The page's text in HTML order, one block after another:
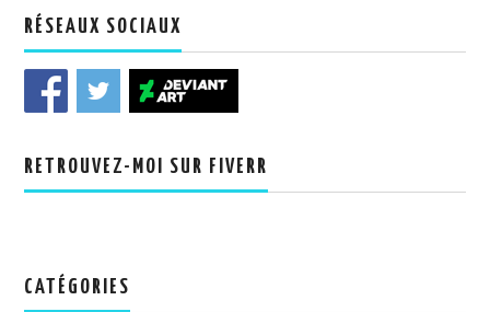
RÉSEAUX SOCIAUX
RETROUVEZ-MOI SUR FIVERR
CATÉGORIES